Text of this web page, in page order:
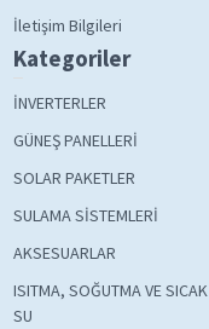
İletişim Bilgileri
Kategoriler
İNVERTERLER
GÜNEŞ PANELLERİ
SOLAR PAKETLER
SULAMA SİSTEMLERİ
AKSESUARLAR
ISITMA, SOĞUTMA VE SICAK
SU